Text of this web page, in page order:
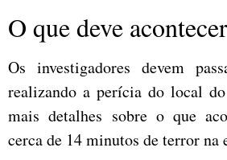
O que deve
Os investigadores devem
realizando a perícia do local
mais detalhes sobre o que
cerca de 14 minutos de terror na